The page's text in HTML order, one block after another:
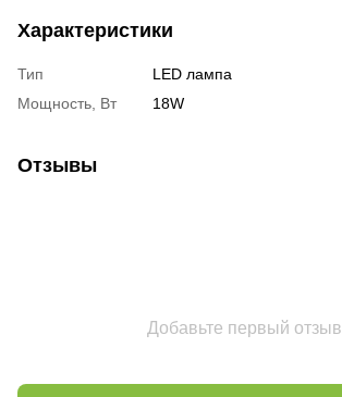
Характеристики
Тип
LED лампа
Мощность, Вт
18W
Отзывы
Добавьте первый отзыв